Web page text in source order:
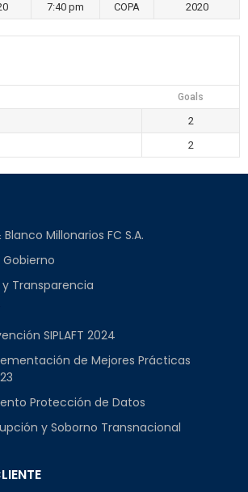
7:40 pm COPA 2020
Goals
2
2
Millonarios FC S.A.
Transparencia
SIPLAFT 2024
de Mejores Prácticas
Protección de Datos
y Soborno Transnacional